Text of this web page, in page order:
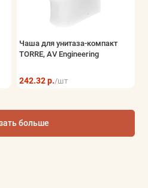
Чаша для унитаза-компакт
TORRE, AV Engineering
242.32 р./шт
больше